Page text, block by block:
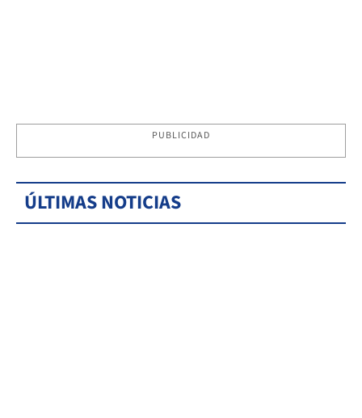
PUBLICIDAD
ÚLTIMAS NOTICIAS